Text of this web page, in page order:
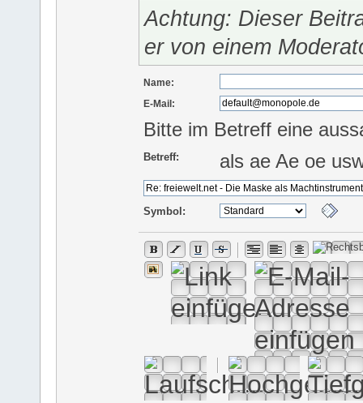
Achtung: Dieser
er von einem
Name:
E-Mail:
Bitte im Betreff eine
als ae Ae oe
Betreff:
Symbol: